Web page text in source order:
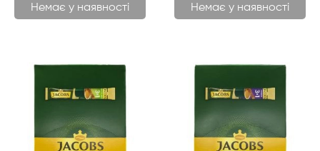
Немає у наявності Немає у наявності